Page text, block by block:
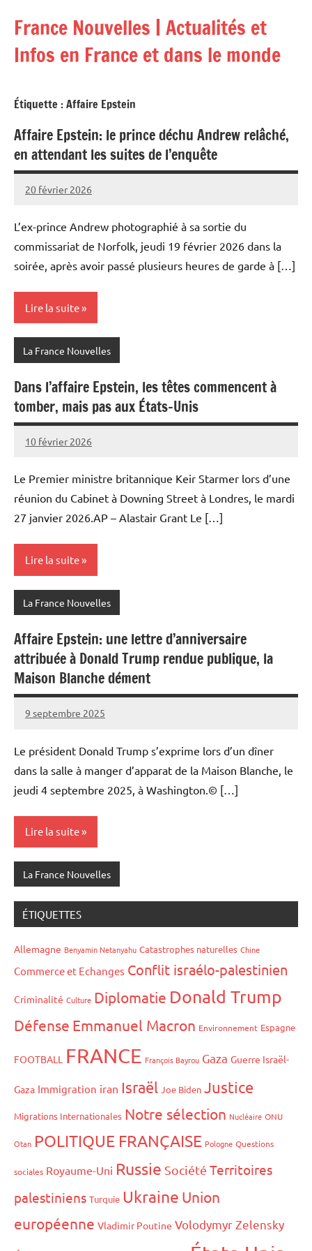
contenu
France Nouvelles | Actualités et
Infos en France et dans le monde
Étiquette :Affaire Epstein
Affaire Epstein: le prince déchu Andrew relâché,
en attendant les suites de l’enquête
20 février 2026
Admins
L’ex-prince Andrew photographié à sa sortie du
commissariat de Norfolk, jeudi 19 février 2026 dans la
soirée, après avoir passé plusieurs heures de garde à […]
Lire la suite
La France Nouvelles
Dans l’affaire Epstein, les têtes commencent à
tomber, mais pas aux États-Unis
10 février 2026
Admins
Le Premier ministre britannique Keir Starmer lors d’une
réunion du Cabinet à Downing Street à Londres, le mardi
27 janvier 2026.AP – Alastair Grant Le […]
Lire la suite
La France Nouvelles
Affaire Epstein: une lettre d’anniversaire
attribuée à Donald Trump rendue publique, la
Maison Blanche dément
9 septembre 2025
Admins
Le président Donald Trump s’exprime lors d’un dîner
dans la salle à manger d’apparat de la Maison Blanche, le
jeudi 4 septembre 2025, à Washington.© […]
Lire la suite
La France Nouvelles
ÉTIQUETTES
Allemagne Benyamin Netanyahu Catastrophes naturelles Chine
Commerce et Echanges Conflit israélo-palestinien
Criminalité Culture Diplomatie Donald Trump
Défense Emmanuel Macron Environnement Espagne
FOOTBALL FRANCE François Bayrou Gaza Guerre Israël-
Gaza Immigration iran Israël Joe Biden Justice
Migrations Internationales Notre sélection Nucléaire ONU
Otan POLITIQUE FRANÇAISE Pologne Questions
sociales Royaume-Uni Russie Société Territoires
palestiniens Turquie Ukraine Union
européenne Vladimir Poutine Volodymyr Zelensky